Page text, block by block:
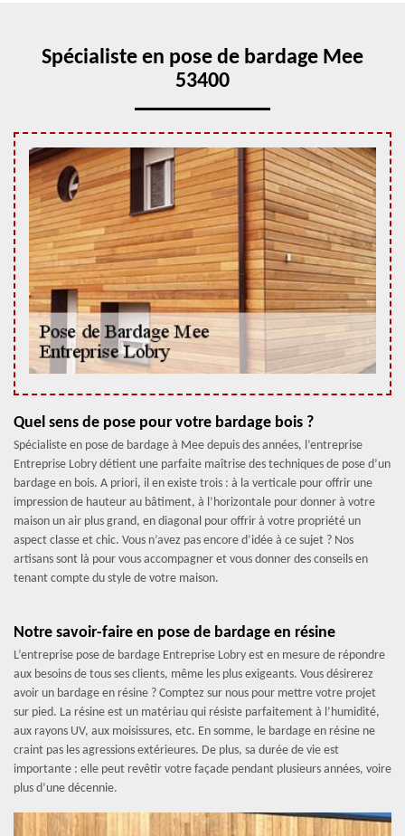
Spécialiste en pose de bardage Mee
53400
Quel sens de pose pour votre bardage bois ?
Spécialiste en pose de bardage à Mee depuis des années, l’entreprise
Entreprise Lobry détient une parfaite maîtrise des techniques de pose d’un
bardage en bois. A priori, il en existe trois : à la verticale pour offrir une
impression de hauteur au bâtiment, à l’horizontale pour donner à votre
maison un air plus grand, en diagonal pour offrir à votre propriété un
aspect classe et chic. Vous n’avez pas encore d’idée à ce sujet ? Nos
artisans sont là pour vous accompagner et vous donner des conseils en
tenant compte du style de votre maison.
Notre savoir-faire en pose de bardage en résine
L’entreprise pose de bardage Entreprise Lobry est en mesure de répondre
aux besoins de tous ses clients, même les plus exigeants. Vous désirerez
avoir un bardage en résine ? Comptez sur nous pour mettre votre projet
sur pied. La résine est un matériau qui résiste parfaitement à l’humidité,
aux rayons UV, aux moisissures, etc. En somme, le bardage en résine ne
craint pas les agressions extérieures. De plus, sa durée de vie est
importante : elle peut revêtir votre façade pendant plusieurs années, voire
plus d’une décennie.